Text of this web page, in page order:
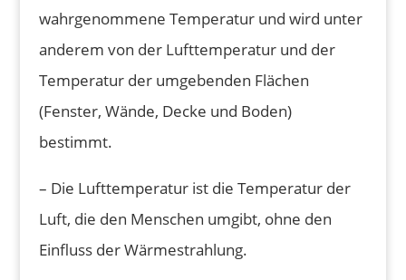
wahrgenommene Temperatur und wird unter
anderem von der Lufttemperatur und der
Temperatur der umgebenden Flächen
(Fenster, Wände, Decke und Boden)
bestimmt.
– Die Lufttemperatur ist die Temperatur der
Luft, die den Menschen umgibt, ohne den
Einfluss der Wärmestrahlung.